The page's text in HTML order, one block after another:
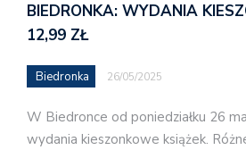
BIEDRONKA: WYDANIA
12,99 ZŁ
Biedronka 26/05/2025
W Biedronce od poniedziałku 26
wydania kieszonkowe książek.